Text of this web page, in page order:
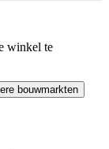
winkel te
bouwmarkten